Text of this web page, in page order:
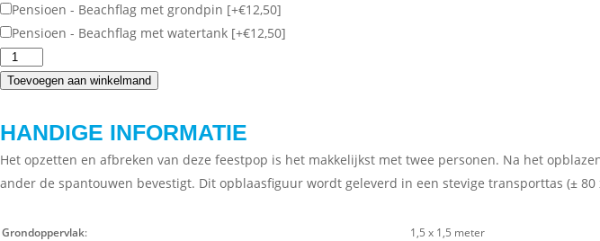
Pensioen - Beachflag met grondpin [+€12,50]
Pensioen - Beachflag met watertank [+€12,50]
Toevoegen aan winkelmand
HANDIGE INFORMATIE
Het opzetten en afbreken van deze feestpop is het makkelijkst met twee personen. Na het
ander de spantouwen bevestigt. Dit opblaasfiguur wordt geleverd in een stevige transporttas (± 80
Grondoppervlak:
1,5 x 1,5 meter